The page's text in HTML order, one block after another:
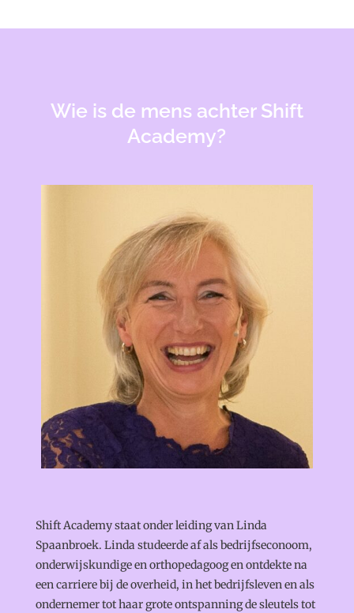
Wie is de mens achter Shift
Academy?
Shift Academy staat onder leiding van Linda
Spaanbroek. Linda studeerde af als bedrijfseconoom,
onderwijskundige en orthopedagoog en ontdekte na
een carriere bij de overheid, in het bedrijfsleven en als
ondernemer tot haar grote ontspanning de sleutels tot